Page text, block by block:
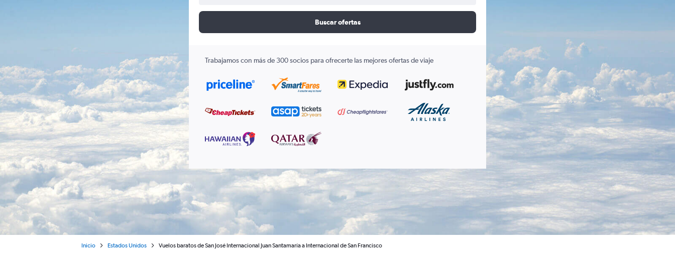
Buscar ofertas
Trabajamos con más de 300 socios para ofrecerte las mejores ofertas de viaje
Inicio Estados Unidos Vuelos baratos de San José Internacional Juan Santamaría a Internacional de San Francisco